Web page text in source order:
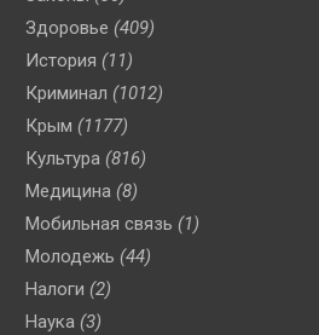
Здоровье (409)
История (11)
Криминал (1012)
Крым (1177)
Культура (816)
Медицина (8)
Мобильная связь (1)
Молодежь (44)
Налоги (2)
Наука (3)